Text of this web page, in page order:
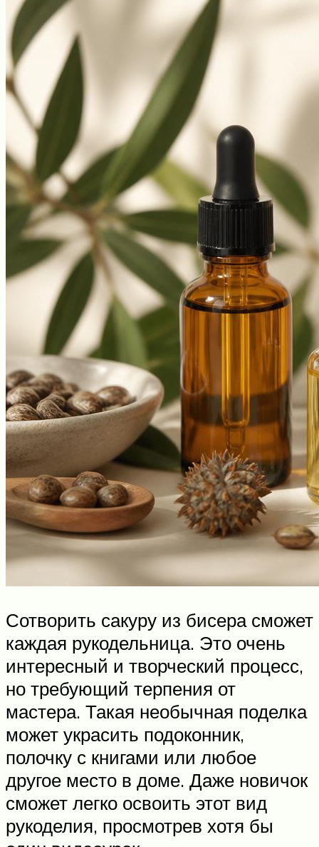
Сотворить сакуру из бисера сможет
каждая рукодельница. Это очень
интересный и творческий процесс,
но требующий терпения от
мастера. Такая необычная поделка
может украсить подоконник,
полочку с книгами или любое
другое место в доме. Даже новичок
сможет легко освоить этот вид
рукоделия, просмотрев хотя бы